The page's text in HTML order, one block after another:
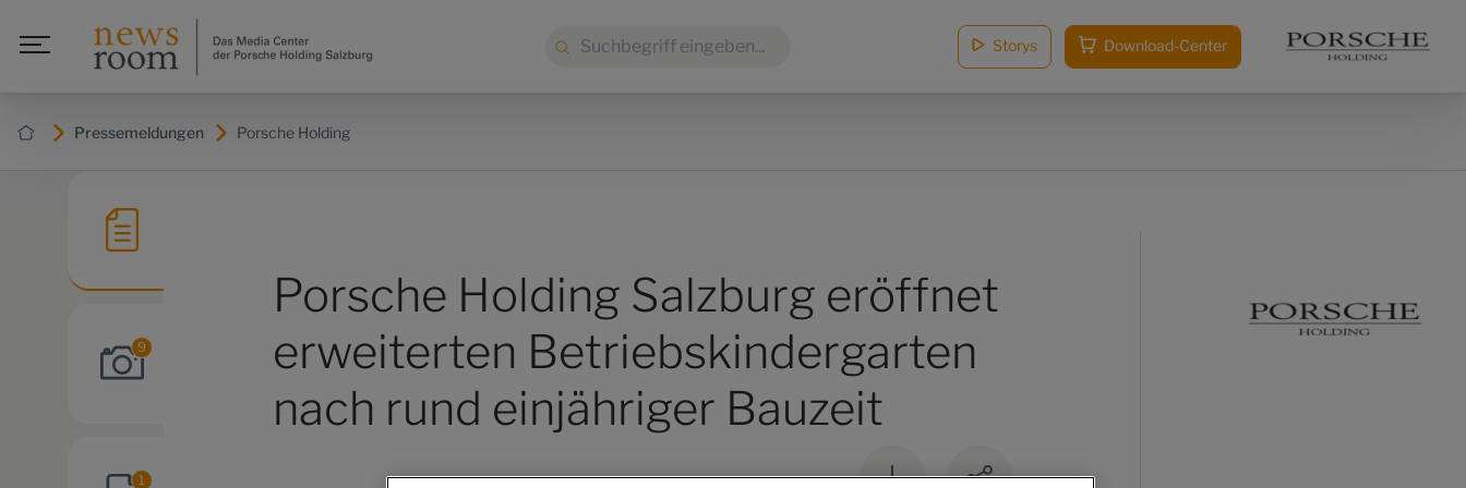
Pressemeldungen Porsche Holding
Suche: Storys Download-Center
9
1
Porsche Holding Salzburg eröffnet
erweiterten Betriebskindergarten
nach rund einjähriger Bauzeit